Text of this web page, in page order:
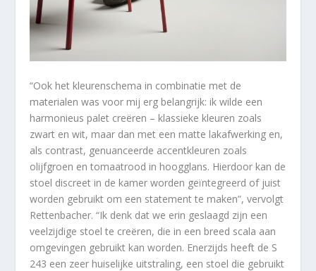
“Ook het kleurenschema in combinatie met de
materialen was voor mij erg belangrijk: ik wilde een
harmonieus palet creëren – klassieke kleuren zoals
zwart en wit, maar dan met een matte lakafwerking en,
als contrast, genuanceerde accentkleuren zoals
olijfgroen en tomaatrood in hoogglans. Hierdoor kan de
stoel discreet in de kamer worden geïntegreerd of juist
worden gebruikt om een statement te maken”, vervolgt
Rettenbacher. “Ik denk dat we erin geslaagd zijn een
veelzijdige stoel te creëren, die in een breed scala aan
omgevingen gebruikt kan worden. Enerzijds heeft de S
243 een zeer huiselijke uitstraling, een stoel die gebruikt